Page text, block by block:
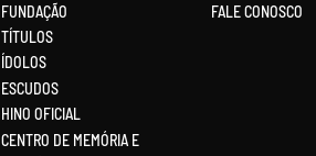
FUNDAÇÃO
TÍTULOS
ÍDOLOS
ESCUDOS
HINO OFICIAL
CENTRO DE MEMÓRIA E
FALE CONOSCO